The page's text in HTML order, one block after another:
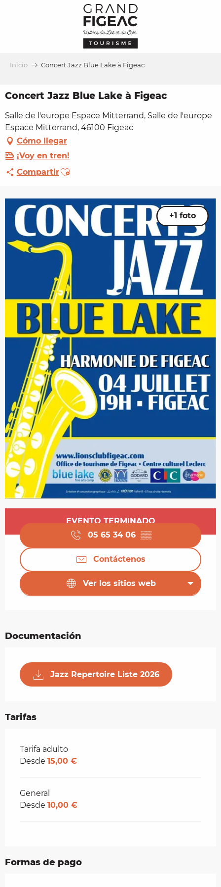
Inicio Concert Jazz Blue Lake à Figeac
Concert Jazz Blue Lake à Figeac
Salle de l'europe Espace Mitterrand, Salle de l'europe
Espace Mitterrand, 46100 Figeac
Cómo llegar
¡Voy en tren!
CompartirAjouter aux favoris
+1 foto
Horarios y datos de contacto
EVENTO TERMINADO
05 65 34 06 ▒▒
Contáctenos
Ver los sitios web
Documentación
Jazz Repertoire Liste 2026
Tarifas
Tarifas 2026
Tarifa adulto
Desde 15,00 €
General
Desde 10,00 €
Formas de pago